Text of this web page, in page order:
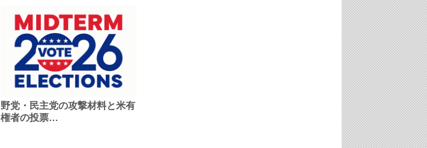
野党・民主党の攻撃材料と米有
権者の投票…